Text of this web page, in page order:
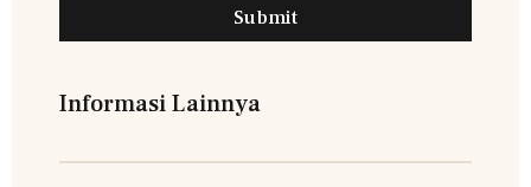
Submit
Informasi Lainnya